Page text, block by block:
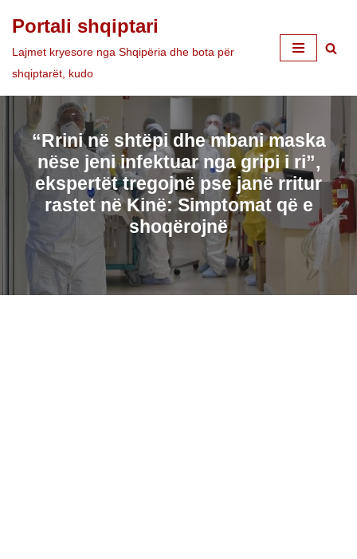
Skip
to
Portali shqiptari
Lajmet kryesore nga Shqipëria dhe bota për
shqiptarët, kudo
“Rrini në shtëpi dhe mbani maska
nëse jeni infektuar nga gripi i ri”,
ekspertët tregojnë pse janë rritur
rastet në Kinë: Simptomat që e
shoqërojnë